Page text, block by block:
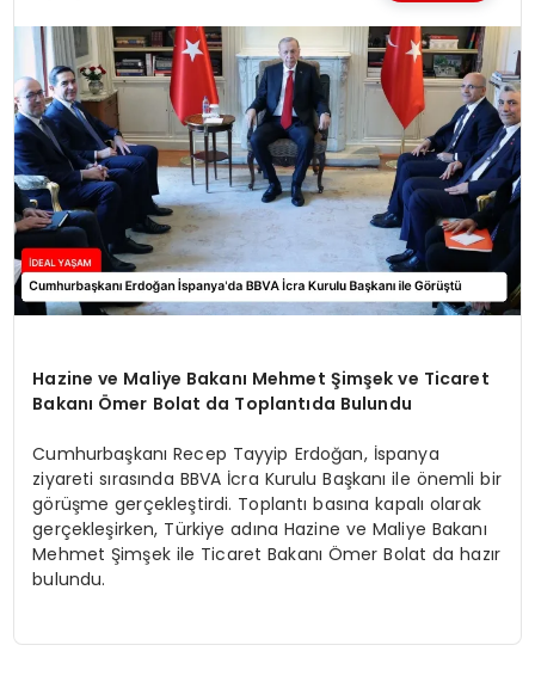
Hazine ve Maliye Bakanı Mehmet Şimşek ve Ticaret
Bakanı Ömer Bolat da Toplantıda Bulundu
Cumhurbaşkanı Recep Tayyip Erdoğan, İspanya
ziyareti sırasında BBVA İcra Kurulu Başkanı ile önemli bir
görüşme gerçekleştirdi. Toplantı basına kapalı olarak
gerçekleşirken, Türkiye adına Hazine ve Maliye Bakanı
Mehmet Şimşek ile Ticaret Bakanı Ömer Bolat da hazır
bulundu.